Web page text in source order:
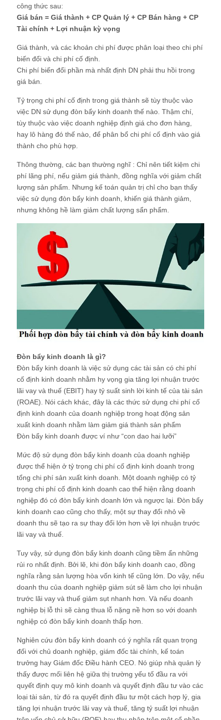
công thức sau:
Giá bán = Giá thành + CP Quản lý + CP Bán hàng + CP
Tài chính + Lợi nhuận kỳ vọng
Giá thành, và các khoản chi phí được phân loại theo chi phí
biến đổi và chi phí cố định.
Chi phí biến đổi phần mà nhất định DN phải thu hồi trong
giá bán.
Tỷ trọng chi phí cố định trong giá thành sẽ tùy thuộc vào
việc DN sử dụng đòn bẩy kinh doanh thế nào. Thậm chí,
tùy thuộc vào việc doanh nghiệp định giá cho đơn hàng,
hay lô hàng đó thế nào, để phân bổ chi phí cố định vào giá
thành cho phù hợp.
Thông thường, các bạn thường nghĩ : Chỉ nên tiết kiệm chi
phí lãng phí, nếu giảm giá thành, đồng nghĩa với giảm chất
lượng sản phẩm. Nhưng kế toán quản trị chỉ cho bạn thấy
việc sử dụng đòn bẩy kinh doanh, khiến giá thành giảm,
nhưng không hề làm giảm chất lượng sẩn phẩm.
Đòn bẩy kinh doanh là gì?
Đòn bẩy kinh doanh là việc sử dụng các tài sản có chi phí
cố định kinh doanh nhằm hy vọng gia tăng lợi nhuận trước
lãi vay và thuế (EBIT) hay tỷ suất sinh lời kinh tế của tài sản
(ROAE). Nói cách khác, đây là các thức sử dụng chi phí cố
định kinh doanh của doanh nghiệp trong hoạt động sản
xuất kinh doanh nhằm làm giảm giá thành sản phẩm
Đòn bẩy kinh doanh được ví như “con dao hai lưỡi”
Mức độ sử dụng đòn bẩy kinh doanh của doanh nghiệp
được thể hiện ở tỷ trọng chi phí cố định kinh doanh trong
tổng chi phí sản xuất kinh doanh. Một doanh nghiệp có tỷ
trọng chi phí cố định kinh doanh cao thể hiện rằng doanh
nghiệp đó có đòn bẩy kinh doanh lớn và ngược lại. Đòn bẩy
kinh doanh cao cũng cho thấy, một sự thay đổi nhỏ về
doanh thu sẽ tạo ra sự thay đổi lớn hơn về lợi nhuận trước
lãi vay và thuế.
Tuy vậy, sử dụng đòn bẩy kinh doanh cũng tiềm ẩn những
rủi ro nhất định. Bởi lẽ, khi đòn bẩy kinh doanh cao, đồng
nghĩa rằng sản lượng hòa vốn kinh tế cũng lớn. Do vậy, nếu
doanh thu của doanh nghiệp giảm sút sẽ làm cho lợi nhuận
trước lãi vay và thuế giảm sụt nhanh hơn. Và nếu doanh
nghiệp bị lỗ thì sẽ càng thua lỗ nặng nề hơn so với doanh
nghiệp có đòn bẩy kinh doanh thấp hơn.
Nghiên cứu đòn bẩy kinh doanh có ý nghĩa rất quan trọng
đối với chủ doanh nghiệp, giám đốc tài chính, kế toán
trưởng hay Giám đốc Điều hành CEO. Nó giúp nhà quản lý
thấy được mối liên hệ giữa thị trường yếu tố đầu ra với
quyết định quy mô kinh doanh và quyết định đầu tư vào các
loại tài sản, từ đó ra quyết định đầu tư một cách hợp lý, gia
tăng lợi nhuận trước lãi vay và thuế, tăng tỷ suất lợi nhuận